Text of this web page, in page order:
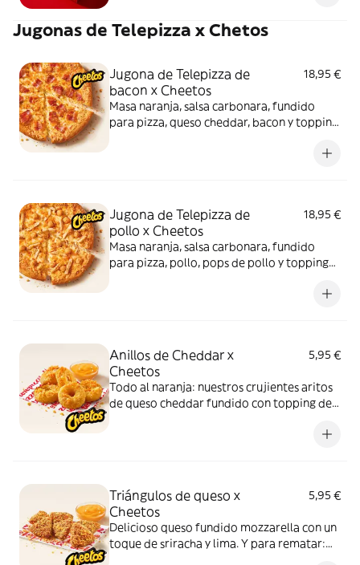
Jugonas de Telepizza x Chetos
Jugona de Telepizza de
bacon x Cheetos
18,95 €
Masa naranja, salsa carbonara, fundido
para pizza, queso cheddar, bacon y topping
Jugona de Telepizza de
pollo x Cheetos
18,95 €
Masa naranja, salsa carbonara, fundido
para pizza, pollo, pops de pollo y topping
Anillos de Cheddar x
Cheetos
5,95 €
Todo al naranja: nuestros crujientes aritos
de queso cheddar fundido con topping de
Triángulos de queso x
Cheetos
5,95 €
Delicioso queso fundido mozzarella con un
toque de sriracha y lima. Y para rematar: